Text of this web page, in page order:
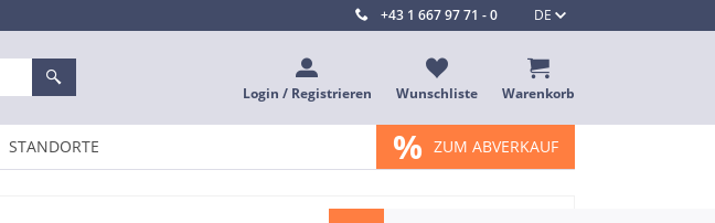
DE
+43 1 667 97 71 - 0
Login / Registrieren Wunschliste Warenkorb
STANDORTE % ZUM ABVERKAUF